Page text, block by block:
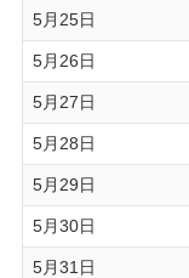
5月25日
5月26日
5月27日
5月28日
5月29日
5月30日
5月31日